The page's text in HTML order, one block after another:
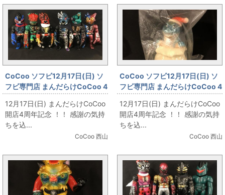
CoCoo ソフビ12月17日(日) ソ
フビ専門店 まんだらけCoCoo 4
周年記念 「☆真頭不滅
☆REALHEAD」
12月17日(日) まんだらけCoCoo
開店4周年記念 ！！ 感謝の気持
ちを込...
CoCoo 西山
CoCoo ソフビ12月17日(日) ソ
フビ専門店 まんだらけCoCoo 4
周年記念 「トイグラフ 怪獣クリ
スマスシリーズ ゴジラ」
12月17日(日) まんだらけCoCoo
開店4周年記念 ！！ 感謝の気持
ちを込...
CoCoo 西山